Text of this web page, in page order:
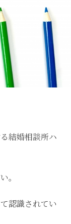
結婚相談所ハ
。
認識されてい